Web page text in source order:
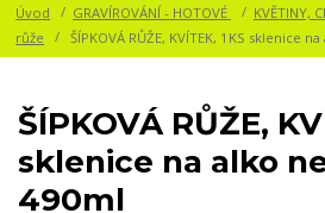
Úvod GRAVÍROVÁNÍ - HOTOVÉ KVĚTINY,
růže
ŠÍPKOVÁ RŮŽE, KVÍTEK, 1KS sklenice
ŠÍPKOVÁ RŮŽE,
sklenice na alko
490ml